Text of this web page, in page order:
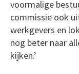
voormalige
commissie ook
werkgevers en
nog beter naar
kijken.’